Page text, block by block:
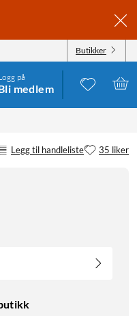
Butikker
på
medlem
Legg til handleliste 35 liker